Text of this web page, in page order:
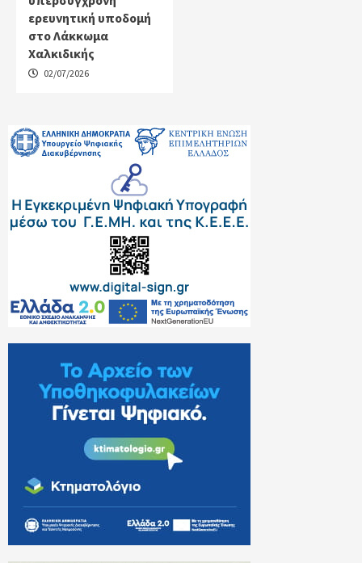
ερευνητική υποδομή
στο Λάκκωμα
Χαλκιδικής
02/07/2026